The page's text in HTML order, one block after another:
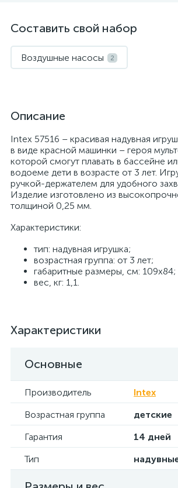
Составить свой набор
Воздушные насосы 2
Описание
Intex 57516 – красивая надувная
в виде красной машинки – героя
которой смогут плавать в бассейне
водоеме дети в возрасте от 3 лет.
ручкой-держателем для удобного
Изделие изготовлено из
толщиной 0,25 мм.
Характеристики:
тип: надувная игрушка;
возрастная группа: от 3 лет;
габаритные размеры, см: 109х84;
вес, кг: 1,1.
Характеристики
Основные
Производитель
Intex
Возрастная группа
детские
Гарантия
14 дней
Тип